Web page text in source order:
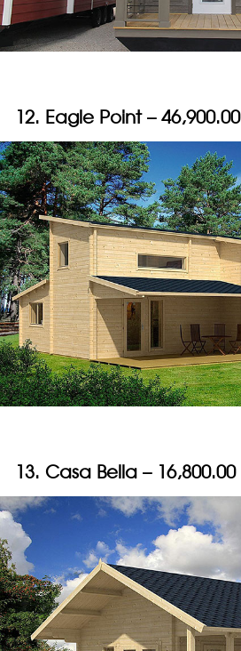
12. Eagle Point – 46,900.00
13. Casa Bella – 16,800.00